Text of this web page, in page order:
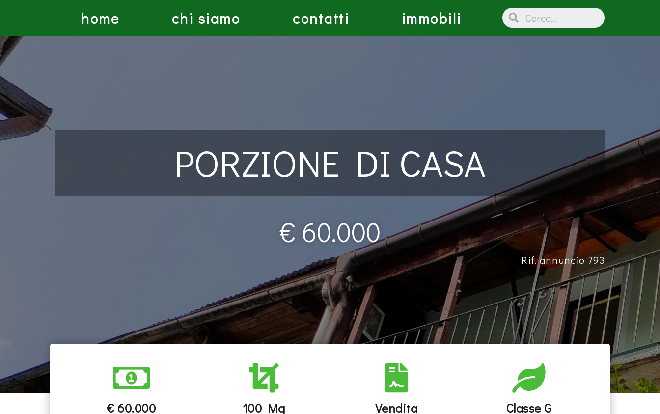
home chi siamo contatti immobili
PORZIONE DI CASA
€ 60.000
Rif. annuncio 793
€ 60.000 100 Mq Vendita Classe G